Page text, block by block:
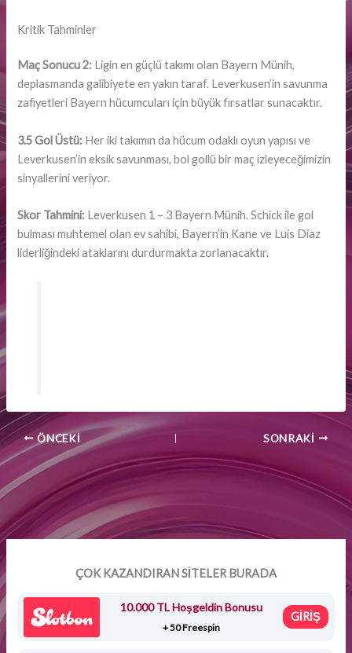
ÇOK KAZANDIRAN SİTELER BURADA
10.000 TL Hoşgeldin Bonusu
+ 50 Freespin
GİRİŞ
Kritik Tahminler
Maç Sonucu 2: Ligin en güçlü takımı olan Bayern Münih,
deplasmanda galibiyete en yakın taraf. Leverkusen’in savunma
zafiyetleri Bayern hücumcuları için büyük fırsatlar sunacaktır.
3.5 Gol Üstü: Her iki takımın da hücum odaklı oyun yapısı ve
Leverkusen’in eksik savunması, bol gollü bir maç izleyeceğimizin
sinyallerini veriyor.
Skor Tahmini: Leverkusen 1 – 3 Bayern Münih. Schick ile gol
bulması muhtemel olan ev sahibi, Bayern’in Kane ve Luis Díaz
liderliğindeki ataklarını durdurmakta zorlanacaktır.
ÖNCEKI SONRAKI